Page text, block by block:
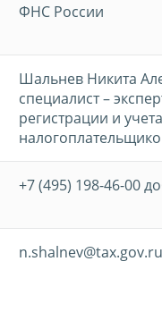
ФНС России
Шальнев Никита
специалист –
регистрации и учета
+7 (495) 198-46-00
n.shalnev@tax.gov.ru